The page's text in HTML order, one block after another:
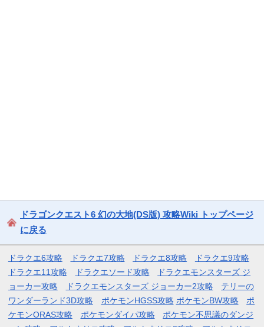
ドラゴンクエスト6 幻の大地(DS版) 攻略Wiki トップページ
に戻る
ドラクエ6攻略 ドラクエ7攻略 ドラクエ8攻略
ドラクエ9攻略
ドラクエ11攻略
ドラクエソード攻略
ドラクエモンスターズ ジ
ョーカー攻略
ドラクエモンスターズ ジョーカー2攻略
テリーの
ワンダーランド3D攻略
ポケモンHGSS攻略 ポケモンBW攻略
ポ
ケモンORAS攻略
ポケモンダイパ攻略
ポケモン不思議のダンジ